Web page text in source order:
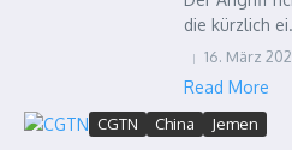
die kürzlich
16. März
Read More
CGTN China Jemen